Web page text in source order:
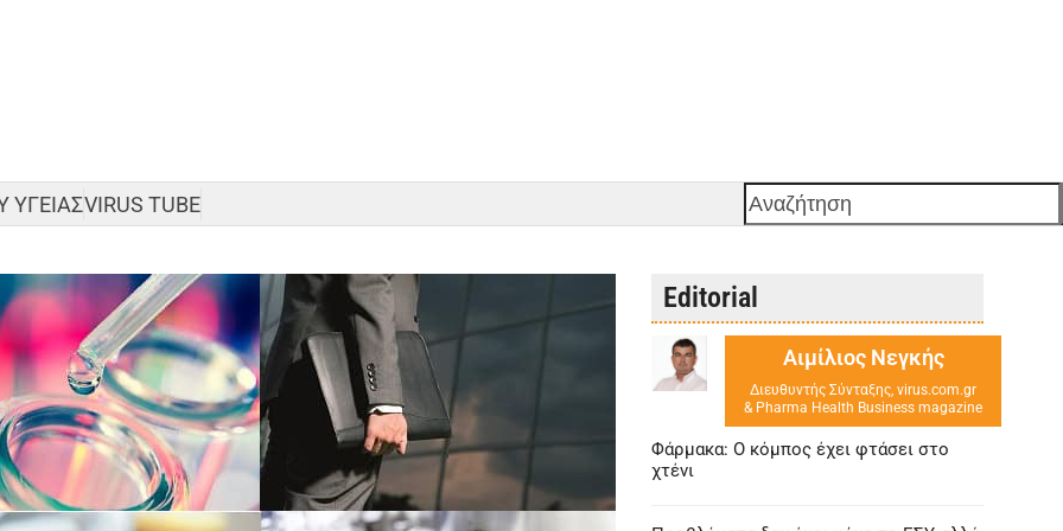
ΥΓΕΙΑΣVIRUS TUBE Αναζήτηση
Editorial
Αιμίλιος Νεγκής
Διευθυντής Σύνταξης, virus.com.gr
& Pharma Health Business magazine
Φάρμακα: Ο κόμπος έχει φτάσει στο
χτένι